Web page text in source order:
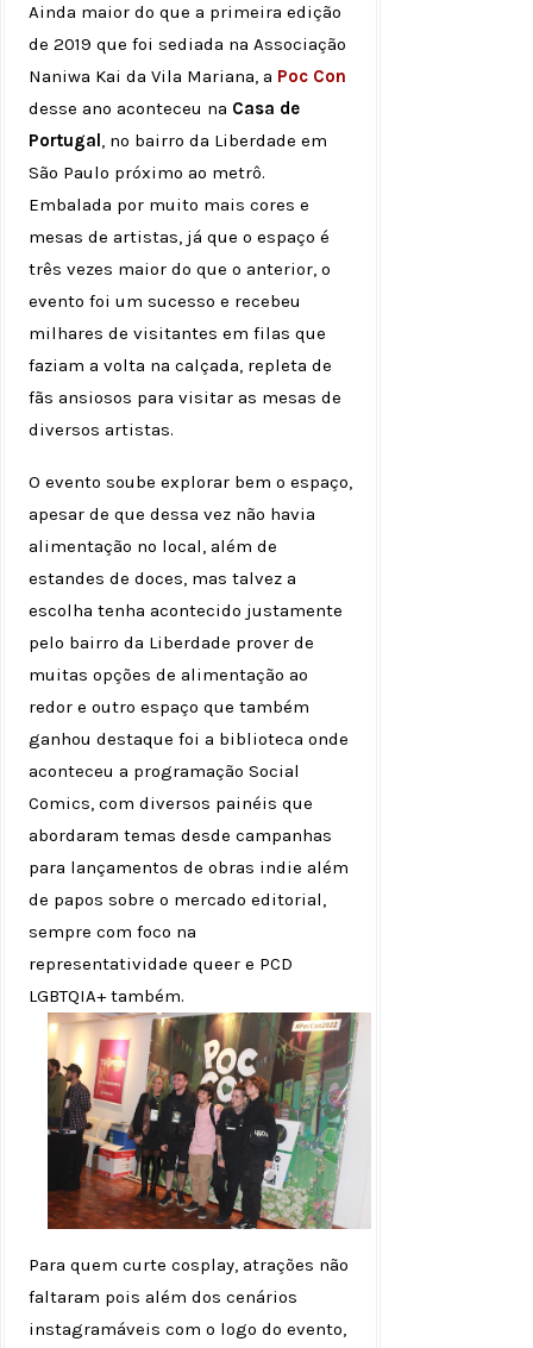
Ainda maior do que a primeira edição
de 2019 que foi sediada na Associação
Naniwa Kai da Vila Mariana, a Poc Con
desse ano aconteceu na Casa de
Portugal , no bairro da Liberdade em
São Paulo próximo ao metrô.
Embalada por muito mais cores e
mesas de artistas, já que o espaço é
três vezes maior do que o anterior, o
evento foi um sucesso e recebeu
milhares de visitantes em filas que
faziam a volta na calçada, repleta de
fãs ansiosos para visitar as mesas de
diversos artistas.
O evento soube explorar bem o espaço,
apesar de que dessa vez não havia
alimentação no local, além de
estandes de doces, mas talvez a
escolha tenha acontecido justamente
pelo bairro da Liberdade prover de
muitas opções de alimentação ao
redor e outro espaço que também
ganhou destaque foi a biblioteca onde
aconteceu a programação Social
Comics, com diversos painéis que
abordaram temas desde campanhas
para lançamentos de obras indie além
de papos sobre o mercado editorial,
sempre com foco na
representatividade queer e PCD
LGBTQIA+ também.
Para quem curte cosplay, atrações não
faltaram pois além dos cenários
instagramáveis com o logo do evento,